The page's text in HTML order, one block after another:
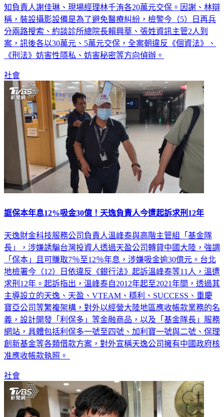
送子鳥生殖中心疑似偷拍病患，檢警日前搜索台北院診所，諭
知負責人謝佳琳、現場經理林千洧各20萬元交保。因謝、林辯
稱，裝設攝影設備是為了避免醫療糾紛，檢警今（5）日再兵
分兩路搜索、約談診所總院長賴興華、張姓資訊主管2人到
案，訊後各以30萬元、5萬元交保，全案朝違反《個資法》、
社會
天逸財金科技服務公司負責人溫峰泰與高階主管組「基金隊
長」，涉嫌誘騙台灣投資人透過天盈公司轉貸中國大陸，強調
「保本」且可賺取7％至12％年息，涉嫌吸金逾30億元。台北
地檢署今（12）日依違反《銀行法》起訴溫峰泰等11人，溫遭
求刑12年。起訴指出，溫峰泰自2012年起至2021年間，透過其
主導設立的天逸、天盈、VTEAM、穩利、SUCCESS、重慶
寶亞公司等繁複架構，對外以經營大陸地區應收帳款業務的名
義，設計開發「利保多」等金融商品，以及「基金隊長」服務
網站，具體包括利保多一號至四號、加利寶一號與二號、保理
創新基金等各類借款方案，對外宣稱天逸公司擁有中國政府核
社會